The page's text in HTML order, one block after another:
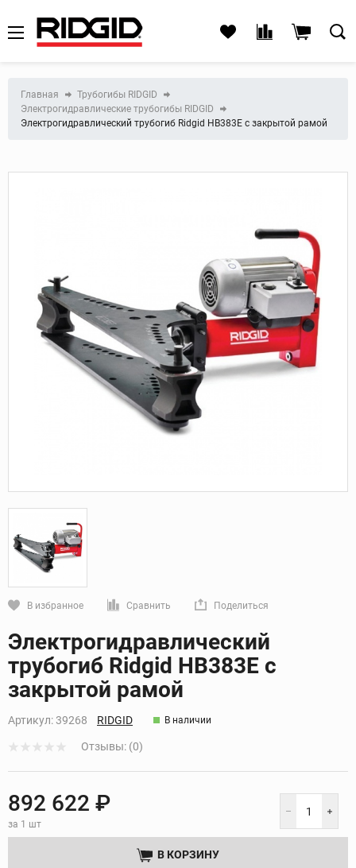
Главная
Трубогибы RIDGID
Электрогидравлические трубогибы RIDGID
Электрогидравлический трубогиб Ridgid HB383E с закрытой рамой
В избранное Сравнить Поделиться
Электрогидравлический
трубогиб Ridgid HB383E с
закрытой рамой
Артикул:39268 RIDGID В наличии
Отзывы: (0)
892 622 ₽
за 1 шт
В КОРЗИНУ